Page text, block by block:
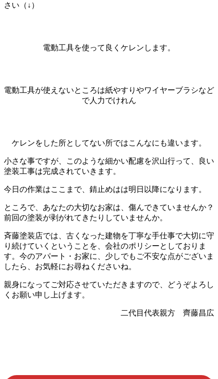
さい（↓）
電動工具を使って良くケレンします。
電動工具が使えないところは紙やすりやワイヤーブラシなど
で人力でけれん
ケレンをした所としてない所ではこんなにも違います。
小さな事ですが、このような細かい配慮を沢山行って、良い
塗装工事は完成されていきます。
今日の作業はここまで、錆止めはは明日以降になります。
ところで、あなたの大切なお家は、傷んできていませんか？
前回の塗装が剥がれてきたりしていませんか。
斉藤塗装店では、古くなった建物を丁寧な手仕事で大切に守
り続けていくということを、会社のポリシーとしておりま
す。今のアパート・お家に、少しでもご不安な点がございま
したら、お気軽にお尋ねくださいね。
親身になってご対応させていただきますので、どうぞよろし
くお願い申し上げます。
二代目代表親方 齊藤昌広